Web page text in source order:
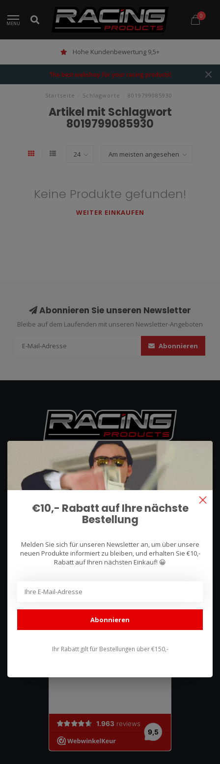
MENU
0
Hohe Kundenbewertung 9,5+
The best webshop for your racing products!
Startseite Schlagworte 8019799085930
Artikel mit Schlagwort
8019799085930
Keine Produkte gefunden!
WEITER EINKAUFEN
Abonnieren Sie unseren Newsletter
Bleibe auf dem Laufenden mit unseren Newsletter-Angeboten
Abonnieren
We use what we sell, that's the difference!
Hullerpad 13Q
Lunteren, Nederland
085 744 4602
shop@racing-products.com
Bewertungen
€10,- Rabatt auf Ihre nächste
Bestellung
Melden Sie sich für unseren Newsletter an, um über unsere
neuen Produkte informiert zu bleiben, und erhalten Sie €10,-
Rabatt auf Ihren nächsten Einkauf! 😀
Abonnieren
Ihr Rabatt gilt für Bestellungen über €150,-